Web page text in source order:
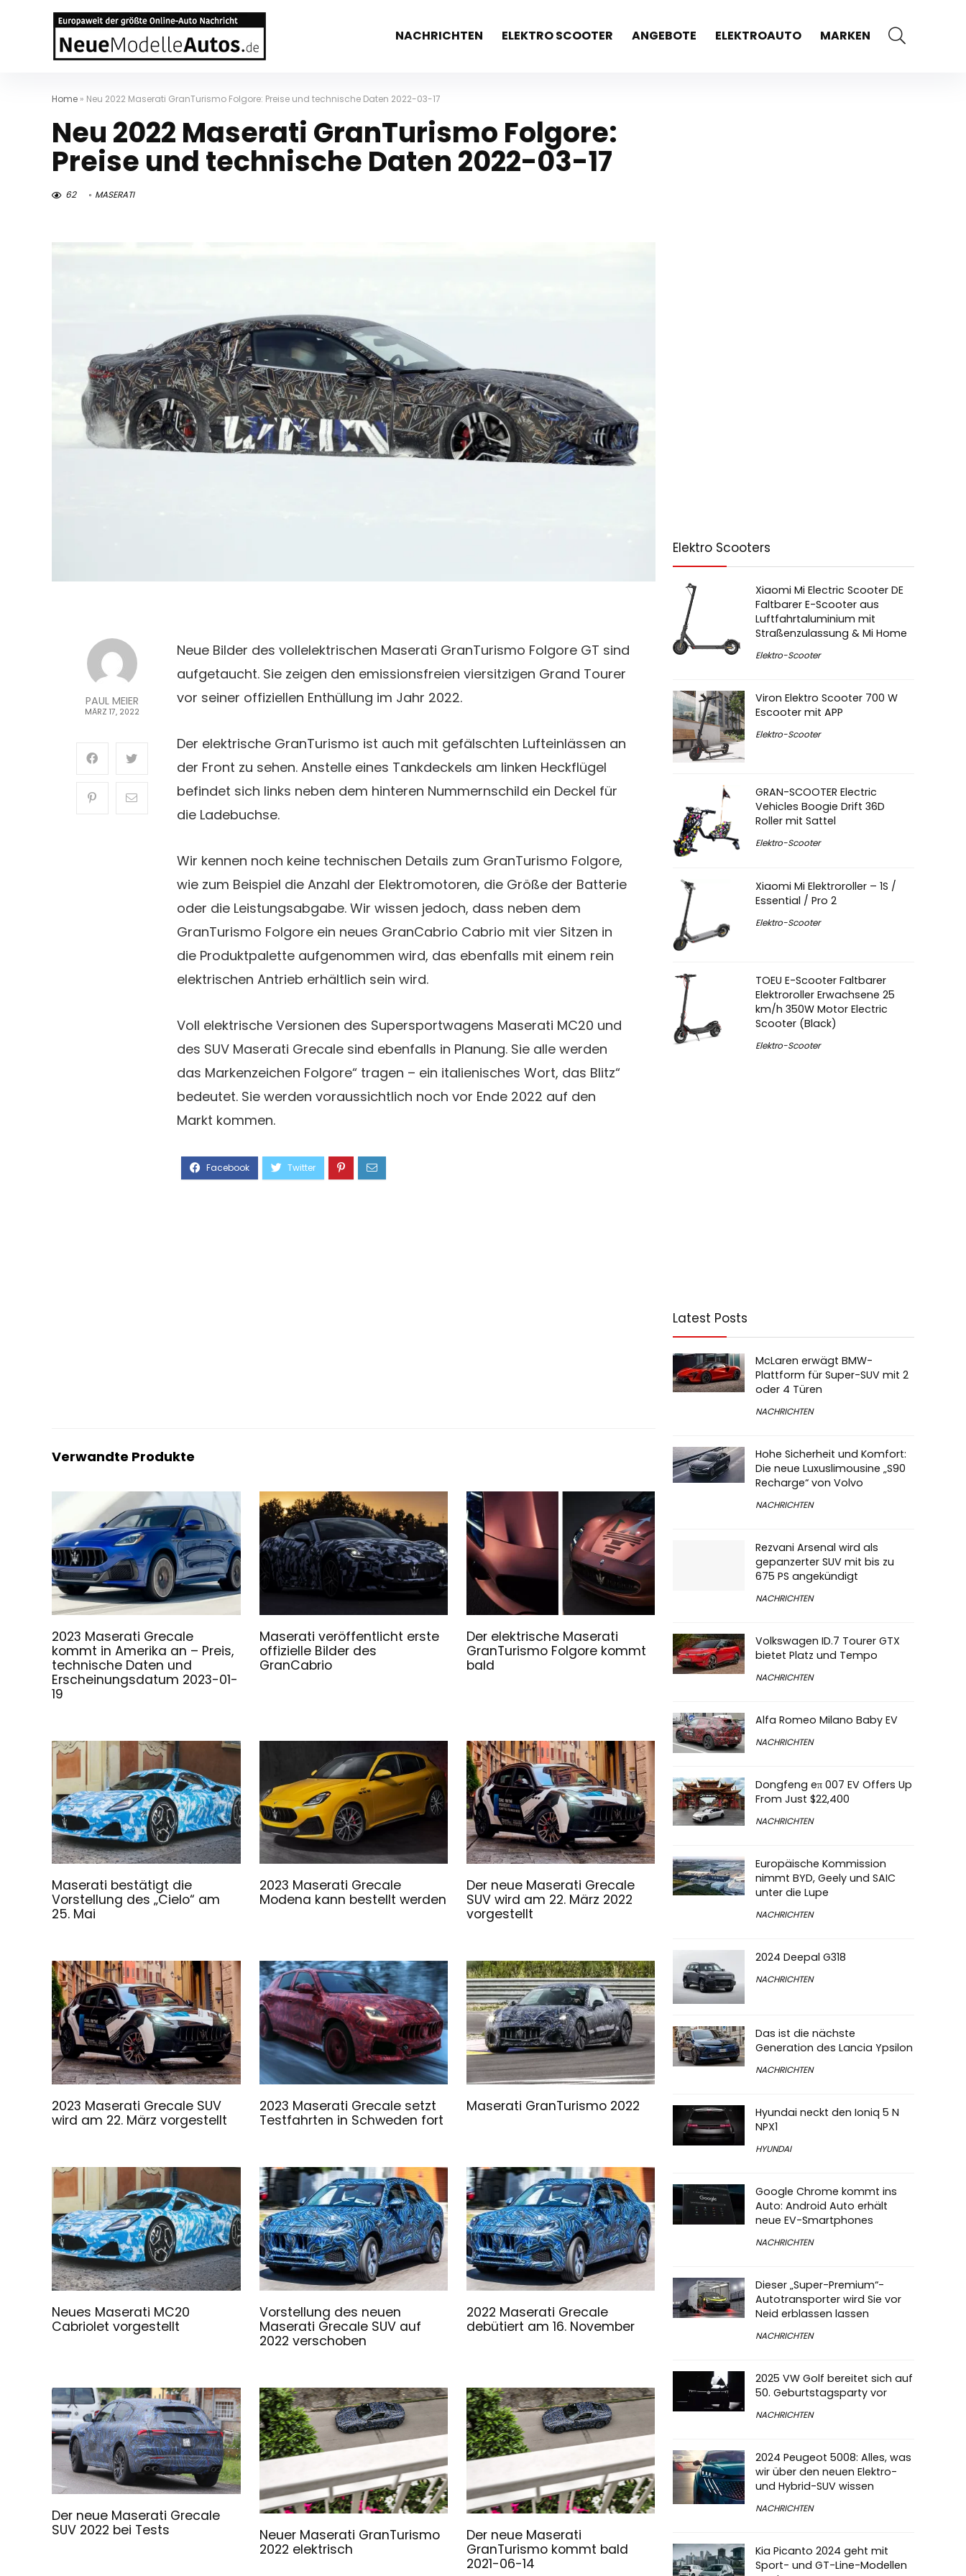
NACHRICHTEN ELEKTRO SCOOTER ANGEBOTE ELEKTROAUTO MARKEN
Home » Neu 2022 Maserati GranTurismo Folgore: Preise und technische Daten 2022-03-17
Neu 2022 Maserati GranTurismo Folgore:
Preise und technische Daten 2022-03-17
62 MASERATI
PAUL MEIER
MÄRZ 17, 2022
Neue Bilder des vollelektrischen Maserati GranTurismo Folgore GT sind
aufgetaucht. Sie zeigen den emissionsfreien viersitzigen Grand Tourer
vor seiner offiziellen Enthüllung im Jahr 2022.
Der elektrische GranTurismo ist auch mit gefälschten Lufteinlässen an
der Front zu sehen. Anstelle eines Tankdeckels am linken Heckflügel
befindet sich links neben dem hinteren Nummernschild ein Deckel für
die Ladebuchse.
Wir kennen noch keine technischen Details zum GranTurismo Folgore,
wie zum Beispiel die Anzahl der Elektromotoren, die Größe der Batterie
oder die Leistungsabgabe. Wir wissen jedoch, dass neben dem
GranTurismo Folgore ein neues GranCabrio Cabrio mit vier Sitzen in
die Produktpalette aufgenommen wird, das ebenfalls mit einem rein
elektrischen Antrieb erhältlich sein wird.
Voll elektrische Versionen des Supersportwagens Maserati MC20 und
des SUV Maserati Grecale sind ebenfalls in Planung. Sie alle werden
das Markenzeichen Folgore“ tragen – ein italienisches Wort, das Blitz“
bedeutet. Sie werden voraussichtlich noch vor Ende 2022 auf den
Markt kommen.
Verwandte Produkte
2023 Maserati Grecale
kommt in Amerika an – Preis,
technische Daten und
Erscheinungsdatum 2023-01-
19
Maserati veröffentlicht erste
offizielle Bilder des
GranCabrio
Der elektrische Maserati
GranTurismo Folgore kommt
bald
Maserati bestätigt die
Vorstellung des „Cielo“ am
25. Mai
2023 Maserati Grecale
Modena kann bestellt werden
Der neue Maserati Grecale
SUV wird am 22. März 2022
vorgestellt
2023 Maserati Grecale SUV
wird am 22. März vorgestellt
2023 Maserati Grecale setzt
Testfahrten in Schweden fort
Maserati GranTurismo 2022
Neues Maserati MC20
Cabriolet vorgestellt
Vorstellung des neuen
Maserati Grecale SUV auf
2022 verschoben
2022 Maserati Grecale
debütiert am 16. November
Der neue Maserati Grecale
SUV 2022 bei Tests
Neuer Maserati GranTurismo
2022 elektrisch
Der neue Maserati
GranTurismo kommt bald
2021-06-14
Elektro Scooters
Xiaomi Mi Electric Scooter DE
Faltbarer E-Scooter aus
Luftfahrtaluminium mit
Straßenzulassung & Mi Home
Elektro-Scooter
Viron Elektro Scooter 700 W
Escooter mit APP
Elektro-Scooter
GRAN-SCOOTER Electric
Vehicles Boogie Drift 36D
Roller mit Sattel
Elektro-Scooter
Xiaomi Mi Elektroroller – 1S /
Essential / Pro 2
Elektro-Scooter
TOEU E-Scooter Faltbarer
Elektroroller Erwachsene 25
km/h 350W Motor Electric
Scooter (Black)
Elektro-Scooter
Latest Posts
McLaren erwägt BMW-
Plattform für Super-SUV mit 2
oder 4 Türen
NACHRICHTEN
Hohe Sicherheit und Komfort:
Die neue Luxuslimousine „S90
Recharge“ von Volvo
NACHRICHTEN
Rezvani Arsenal wird als
gepanzerter SUV mit bis zu
675 PS angekündigt
NACHRICHTEN
Volkswagen ID.7 Tourer GTX
bietet Platz und Tempo
NACHRICHTEN
Alfa Romeo Milano Baby EV
NACHRICHTEN
Dongfeng eπ 007 EV Offers Up
From Just $22,400
NACHRICHTEN
Europäische Kommission
nimmt BYD, Geely und SAIC
unter die Lupe
NACHRICHTEN
2024 Deepal G318
NACHRICHTEN
Das ist die nächste
Generation des Lancia Ypsilon
NACHRICHTEN
Hyundai neckt den Ioniq 5 N
NPX1
HYUNDAI
Google Chrome kommt ins
Auto: Android Auto erhält
neue EV-Smartphones
NACHRICHTEN
Dieser „Super-Premium“-
Autotransporter wird Sie vor
Neid erblassen lassen
NACHRICHTEN
2025 VW Golf bereitet sich auf
50. Geburtstagsparty vor
NACHRICHTEN
2024 Peugeot 5008: Alles, was
wir über den neuen Elektro-
und Hybrid-SUV wissen
NACHRICHTEN
Kia Picanto 2024 geht mit
Sport- und GT-Line-Modellen